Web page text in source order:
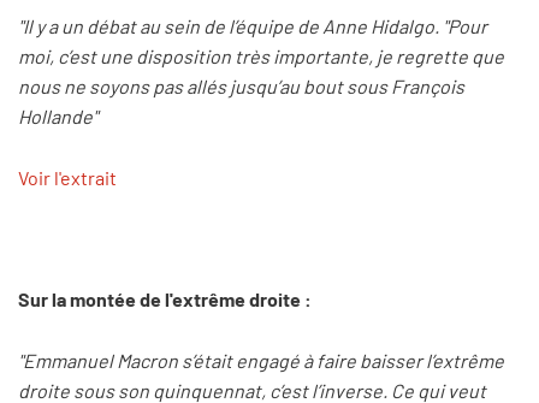
"Il y a un débat au sein de l’équipe de Anne Hidalgo. "Pour
moi, c’est une disposition très importante, je regrette que
nous ne soyons pas allés jusqu’au bout sous François
Hollande"
Voir l'extrait
Sur la montée de l'extrême droite :
"Emmanuel Macron s’était engagé à faire baisser l’extrême
droite sous son quinquennat, c’est l’inverse. Ce qui veut